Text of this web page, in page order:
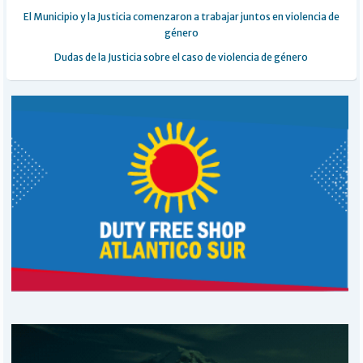
El Municipio y la Justicia comenzaron a trabajar juntos en violencia de
género
Dudas de la Justicia sobre el caso de violencia de género